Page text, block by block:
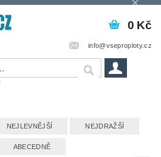
info@vseproploty.cz
0 Kč
NEJLEVNĚJŠÍ NEJDRAŽŠÍ
ABECEDNĚ